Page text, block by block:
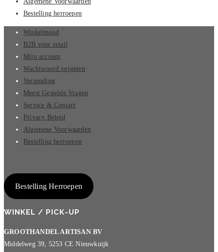
Bestelling herroepen
Winkelmand
B2B voor retail
Mijn account
Wachtwoord vergeten
Verzending
Meest Gestelde Vragen
Service & Contact
Privacy Beleid
Algemene Voorwaarden
Bestelling herroepen
Bestelling Herroepen
WINKEL / PICK-UP
GROOTHANDEL ARTISAN BV
Middelweg 39, 5253 CE Nieuwkuijk